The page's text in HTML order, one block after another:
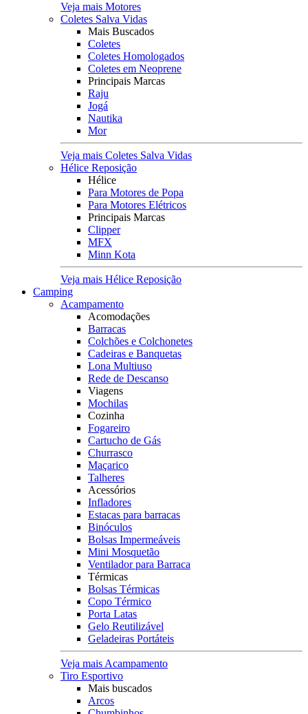
Veja mais Motores
Coletes Salva Vidas
Mais Buscados
Coletes
Coletes Homologados
Coletes em Neoprene
Principais Marcas
Raju
Jogá
Nautika
Mor
Veja mais Coletes Salva Vidas
Hélice Reposição
Hélice
Para Motores de Popa
Para Motores Elétricos
Principais Marcas
Clipper
MFX
Minn Kota
Veja mais Hélice Reposição
Camping
Acampamento
Acomodações
Barracas
Colchões e Colchonetes
Cadeiras e Banquetas
Lona Multiuso
Rede de Descanso
Viagens
Mochilas
Cozinha
Fogareiro
Cartucho de Gás
Churrasco
Maçarico
Talheres
Acessórios
Infladores
Estacas para barracas
Binóculos
Bolsas Impermeáveis
Mini Mosquetão
Ventilador para Barraca
Térmicas
Bolsas Térmicas
Copo Térmico
Porta Latas
Gelo Reutilizável
Geladeiras Portáteis
Veja mais Acampamento
Tiro Esportivo
Mais buscados
Arcos